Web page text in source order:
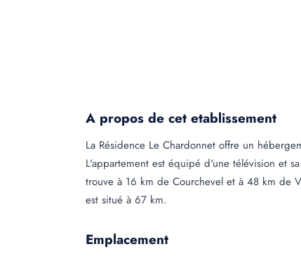
A propos de cet etablissement
La Résidence Le Chardonnet offre un
L'appartement est équipé d'une télévision et
trouve à 16 km de Courchevel et à 48 km de
est situé à 67 km.
Emplacement